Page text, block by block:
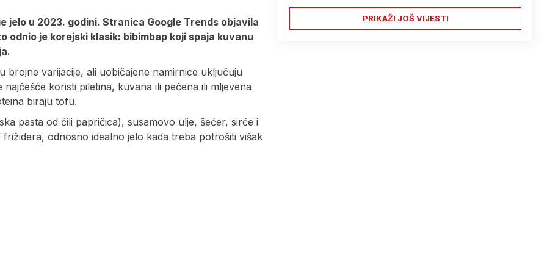
jelo u 2023. godini. Stranica Google Trends objavila
je korejski klasik: bibimbap koji spaja kuvanu
brojne varijacije, ali uobičajene namirnice uključuju
koristi piletina, kuvana ili pečena ili mljevena
biraju tofu.
pasta od čili papričica), susamovo ulje, šećer, sirće i
odnosno idealno jelo kada treba potrošiti višak
PRIKAŽI JOŠ VIJESTI